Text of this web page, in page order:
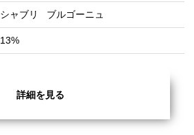
シャブリ ブルゴーニュ
13%
詳細を見る